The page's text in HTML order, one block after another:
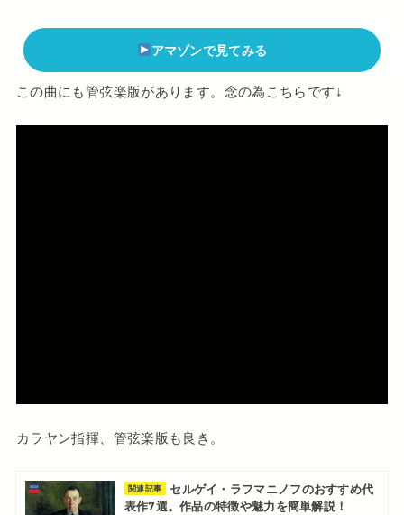
アマゾンで見てみる
この曲にも管弦楽版があります。念の為こちらです↓
カラヤン指揮、管弦楽版も良き。
関連記事
セルゲイ・ラフマニノフのおすすめ代
表作7選。作品の特徴や魅力を簡単解説！